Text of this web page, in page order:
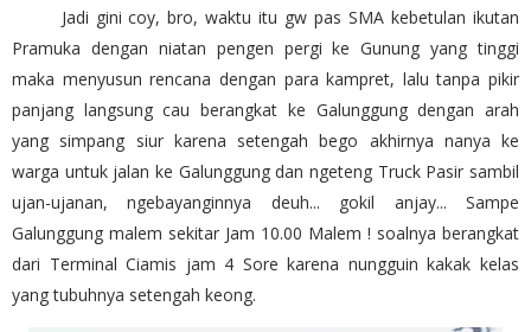
Jadi gini coy, bro, waktu itu gw pas SMA kebetulan ikutan
Pramuka dengan niatan pengen pergi ke Gunung yang tinggi
maka menyusun rencana dengan para kampret, lalu tanpa pikir
panjang langsung cau berangkat ke Galunggung dengan arah
yang simpang siur karena setengah bego akhirnya nanya ke
warga untuk jalan ke Galunggung dan ngeteng Truck Pasir sambil
ujan-ujanan, ngebayanginnya deuh... gokil anjay... Sampe
Galunggung malem sekitar Jam 10.00 Malem ! soalnya berangkat
dari Terminal Ciamis jam 4 Sore karena nungguin kakak kelas
yang tubuhnya setengah keong.